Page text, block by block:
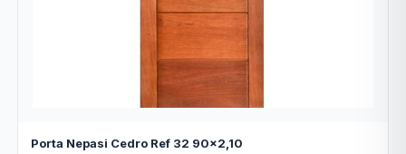
Porta Nepasi Cedro Ref 32 90x2,10